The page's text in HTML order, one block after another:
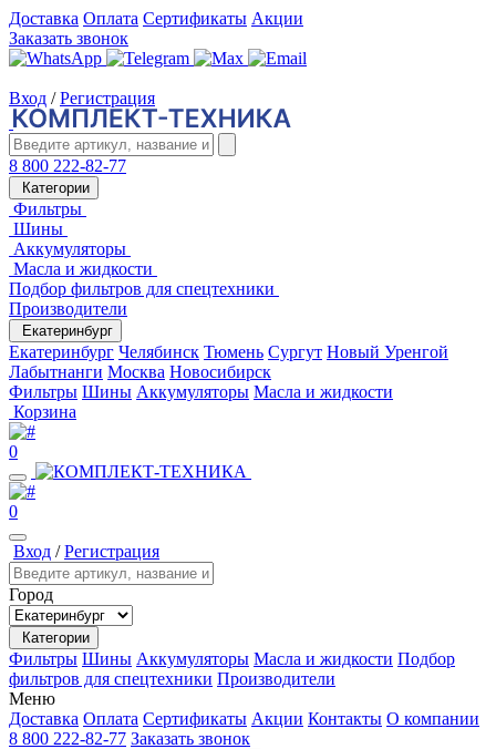
Доставка Оплата Сертификаты Акции
Заказать звонок
Вход / Регистрация
8 800 222-82-77
Категории
Фильтры
Шины
Аккумуляторы
Масла и жидкости
Подбор фильтров для спецтехники
Производители
Екатеринбург
Екатеринбург Челябинск Тюмень Сургут Новый Уренгой
Лабытнанги Москва Новосибирск
Фильтры Шины Аккумуляторы Масла и жидкости
Корзина
0
0
Вход /Регистрация
Город
Категории
Фильтры Шины Аккумуляторы Масла и жидкости Подбор
фильтров для спецтехники Производители
Меню
Доставка Оплата Сертификаты Акции Контакты О компании
8 800 222-82-77 Заказать звонок